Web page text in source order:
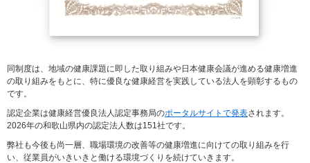
同制度は、地域の健康課題に即した取り組みや日本健康会議が進める健康増進
の取り組みをもとに、特に優良な健康経営を実践している法人を顕彰するもの
です。
認定企業は健康経営優良法人認定事務局のポータルサイトで発表されます。
2026年の和歌山県内の認定法人数は151社です。
弊社も今後も尚一層、職場環境の改善等の健康増進に向けての取り組みを行
い、従業員がいきいきと働ける環境づくりを続けていきます。